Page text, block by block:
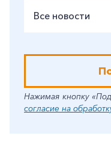
Все новости
Нажимая кнопку
согласие на